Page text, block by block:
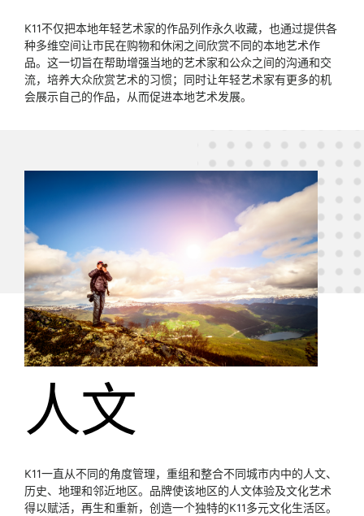
K11不仅把本地年轻艺术家的作品列作永久收藏，也通过提供各
种多维空间让市民在购物和休闲之间欣赏不同的本地艺术作
品。这一切旨在帮助增强当地的艺术家和公众之间的沟通和交
流，培养大众欣赏艺术的习惯；同时让年轻艺术家有更多的机
会展示自己的作品，从而促进本地艺术发展。
人文
K11一直从不同的角度管理，重组和整合不同城市内中的人文、
历史、地理和邻近地区。品牌使该地区的人文体验及文化艺术
得以赋活，再生和重新，创造一个独特的K11多元文化生活区。